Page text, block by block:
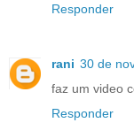
Responder
rani 30 de
faz um video
Responder